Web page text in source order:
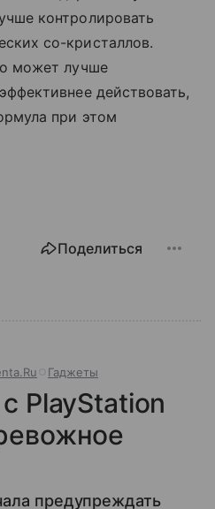
контролировать
со-кристаллов.
может лучше
действовать,
при этом
Поделиться
Гаджеты
PlayStation
предупреждать